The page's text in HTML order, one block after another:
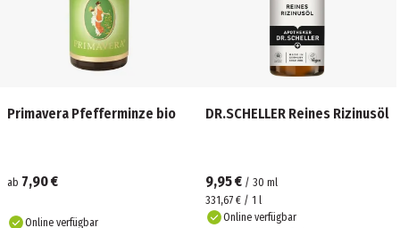
Primavera Pfefferminze bio
ab 7,90 €
Online verfügbar
DR.SCHELLER Reines Rizinusöl
9,95 € / 30 ml
331,67 € / 1 l
Online verfügbar